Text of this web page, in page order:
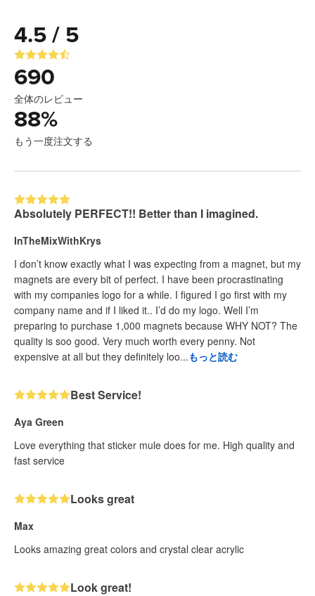
4.5 / 5
690
全体のレビュー
88%
もう一度注文する
Absolutely PERFECT!! Better than I imagined.
InTheMixWithKrys
I don’t know exactly what I was expecting from a magnet, but my
magnets are every bit of perfect. I have been procrastinating
with my companies logo for a while. I figured I go first with my
company name and if I liked it.. I’d do my logo. Well I’m
preparing to purchase 1,000 magnets because WHY NOT? The
quality is soo good. Very much worth every penny. Not
expensive at all but they definitely loo...もっと読む
Best Service!
Aya Green
Love everything that sticker mule does for me. High quality and
fast service
Looks great
Max
Looks amazing great colors and crystal clear acrylic
Look great!